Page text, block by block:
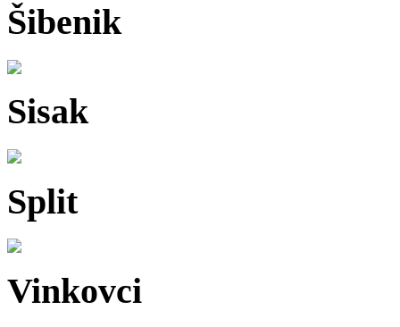
Šibenik
Sisak
Split
Vinkovci